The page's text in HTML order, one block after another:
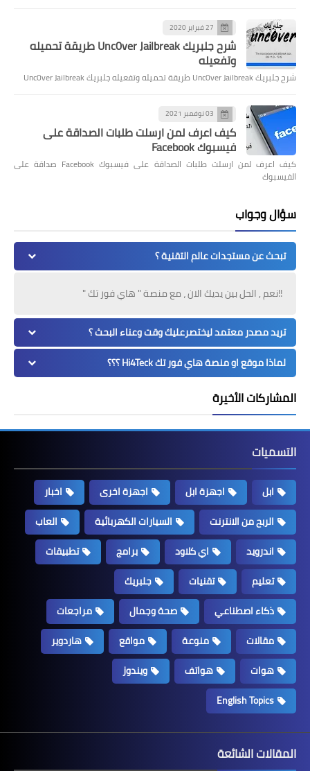
27 فبراير 2020
شرح جلبريك Unc0ver Jailbreak طريقة تحميله
وتفعيله
شرح جلبريك Unc0ver Jailbreak طريقة تحميله وتفعيله جلبريك Unc0ver Jailbreak
03 نوفمبر 2021
كيف اعرف لمن ارسلت طلبات الصداقة على
فيسبوك Facebook
كيف اعرف لمن ارسلت طلبات الصداقة على فيسبوك Facebook صداقة على
الفيسبوك
سؤال وجواب
تبحث عن مستجدات عالم التقنية ؟
!!نعم , الحل بين يديك الان ، مع منصة " هاي فور تك "
تريد مصدر معتمد ليختصرعليك وقت وعناء البحث ؟
لماذا موقع او منصة هاي فور تك Hi4Teck ؟؟؟
المشاركات الأخيرة
التسميات
ابل اجهزة ابل اجهزة اخرى
اخبار
الربح من الانترنت
السيارات الكهربائية
العاب
اندرويد
اي كلاود برامج
تطبيقات
تعليم
تقنيات
جلبريك
ذكاء اصطناعي
صحة وجمال
مراجعات
مقالات
منوعة مواقع
هاردوير
هوات
هواتف
ويندوز
English Topics
المقالات الشائعة